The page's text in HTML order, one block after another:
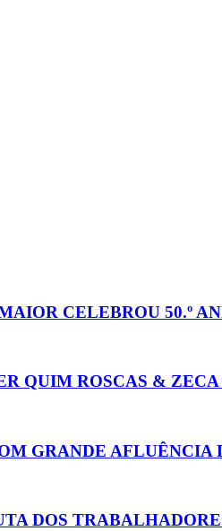
CELEBROU 50.º
QUIM ROSCAS &
GRANDE AFLUÊNCIA
DOS